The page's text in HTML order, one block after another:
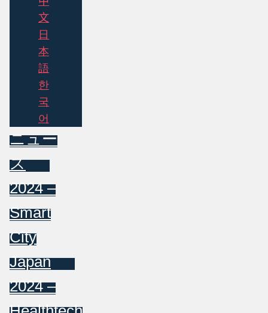
文
日
本
語
한
국
어
ニュー
ス
2024 –
Smart
City
Japan
2024 –